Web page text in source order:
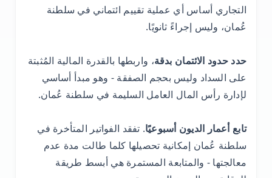
التجاري أساس أي عملية تقييم ائتماني في سلطنة
عُمان، وليس إجراءً ثانويًا.
حدد حدود الائتمان بدقة، واربطها بالقدرة المالية المُثبتة
على السداد وليس بحجم الصفقة - وهو مبدأ أساسي
لإدارة رأس المال العامل السليمة في سلطنة عُمان.
تابع أعمار الديون أسبوعيًا. تفقد الفواتير المتأخرة في
سلطنة عُمان إمكانية تحصيلها كلما طالت مدة عدم
معالجتها - والمتابعة المستمرة هي أبسط طريقة